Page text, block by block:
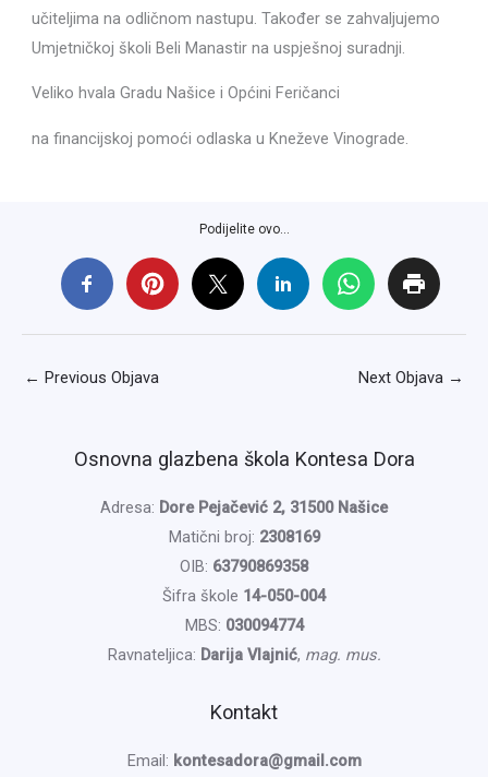
učiteljima na odličnom nastupu. Također se zahvaljujemo
Umjetničkoj školi Beli Manastir na uspješnoj suradnji.
Veliko hvala Gradu Našice i Općini Feričanci
na financijskoj pomoći odlaska u Kneževe Vinograde.
Podijelite ovo...
← Previous Objava Next Objava →
Osnovna glazbena škola Kontesa Dora
Adresa: Dore Pejačević 2, 31500 Našice
Matični broj: 2308169
OIB: 63790869358
Šifra škole 14-050-004
MBS: 030094774
Ravnateljica: Darija Vlajnić, mag. mus.
Kontakt
Email: kontesadora@gmail.com